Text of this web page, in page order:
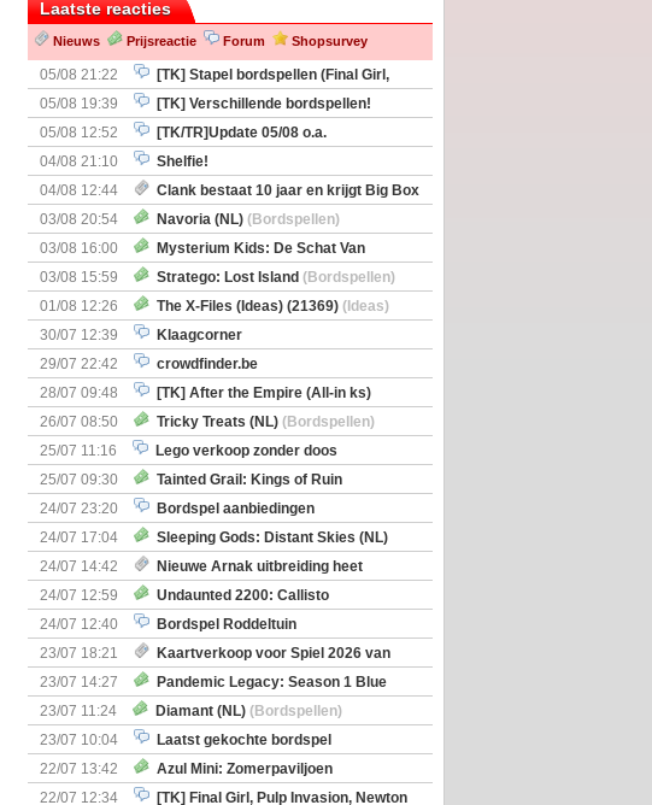
Laatste reacties
Nieuws Prijsreactie Forum Shopsurvey
05/08 21:22
[TK] Stapel bordspellen (Final Girl,
Nemesis Retaliation, Zombicide Invader)
05/08 19:39
[TK] Verschillende bordspellen!
05/08 12:52
[TK/TR]Update 05/08 o.a.
Prijsverlagingen, Imperium Horizons, 20 Strong
04/08 21:10
Shelfie!
04/08 12:44
Clank bestaat 10 jaar en krijgt Big Box
+ nieuwe uitbreiding
03/08 20:54 Navoria (NL) (Bordspellen)
03/08 16:00
Mysterium Kids: De Schat Van
Kapitein Boe
(Bordspellen)
03/08 15:59 Stratego: Lost Island (Bordspellen)
01/08 12:26
The X-Files (Ideas) (21369) (Ideas)
30/07 12:39
Klaagcorner
29/07 22:42
crowdfinder.be
28/07 09:48
[TK] After the Empire (All-in ks)
26/07 08:50
Tricky Treats (NL) (Bordspellen)
25/07 11:16
Lego verkoop zonder doos
25/07 09:30
Tainted Grail: Kings of Ruin
Uitbreiding: Wyrd Encounters(Bordspellen)
24/07 23:20
Bordspel aanbiedingen
24/07 17:04
Sleeping Gods: Distant Skies (NL)
(Bordspellen)
24/07 14:42
Nieuwe Arnak uitbreiding heet
Surprise Shipments
24/07 12:59
Undaunted 2200: Callisto
(Bordspellen)
24/07 12:40
Bordspel Roddeltuin
23/07 18:21
Kaartverkoop voor Spiel 2026 van
start
23/07 14:27
Pandemic Legacy: Season 1 Blue
(Bordspellen)
23/07 11:24 Diamant (NL) (Bordspellen)
23/07 10:04
Laatst gekochte bordspel
22/07 13:42
Azul Mini: Zomerpaviljoen
(Bordspellen)
22/07 12:34 [TK] Final Girl, Pulp Invasion, Newton